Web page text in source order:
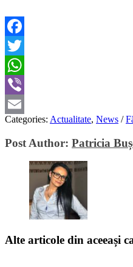
Facebook
Twitter
WhatsApp
Viber
Email
Categories: Actualitate, News /
Post Author: Patricia
Alte articole din aceeași